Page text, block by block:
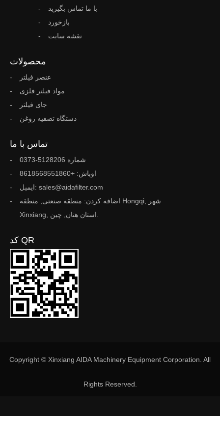
با ما تماس بگیرید
بازخورد
نقشه سایت
محصولات
عنصر فیلتر
مواد فیلتر فلزی
جای فیلتر
دستگاه تصفیه روغن
تماس با ما
شماره 5128206-0373
اوباش: +8618568551860
ایمیل: sales@aidafilter.com
اضافه کردن: منطقه صنعتی, منطقه Hongqi, شهر
کد QR
Copyright © Xinxiang AIDA Machinery Equipment Corporation. All
Rights Reserved.